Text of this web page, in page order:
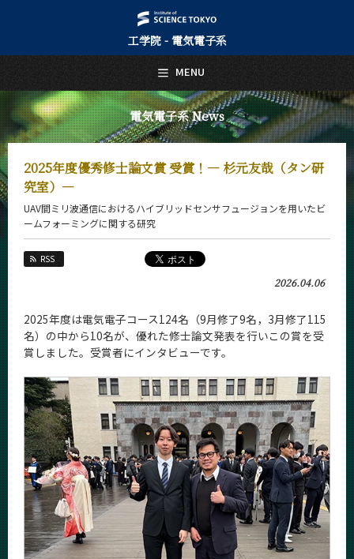
工学院 - 電気電子系
電気電子系 News
2025年度優秀修士論文賞 受賞！― 杉元友哉（タン研
究室）―
UAV間ミリ波通信におけるハイブリッドセンサフュージョンを用いたビ
ームフォーミングに関する研究
RSS
2026.04.06
2025年度は電気電子コース124名（9月修了9名，3月修了115
名）の中から10名が、優れた修士論文発表を行いこの賞を受
賞しました。受賞者にインタビューです。
MENU
日本語 English
トップページ
Top Page
電気電子系について
About Us
教育
Education
教員・研究室
未来
Admissions
電気電子系 News
News 一覧
カテゴリ別
課程別
月別
イベントカレンダー
Event Calendar